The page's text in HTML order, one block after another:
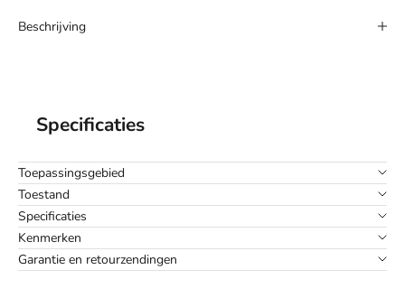
Beschrijving
Specificaties
Toepassingsgebied
Toestand
Specificaties
Kenmerken
Garantie en retourzendingen